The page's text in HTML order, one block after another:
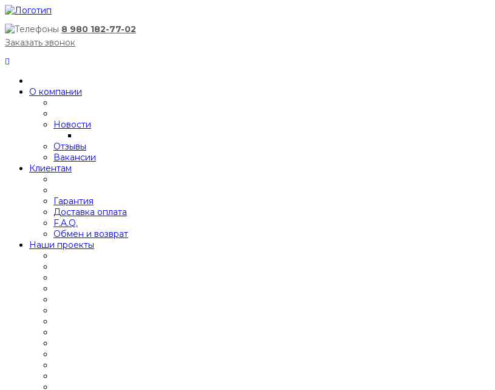
8 980 182-77-02
Заказать звонок
О компании
Новости
Отзывы
Вакансии
Клиентам
Гарантия
Доставка оплата
F.A.Q.
Обмен и возврат
Наши проекты